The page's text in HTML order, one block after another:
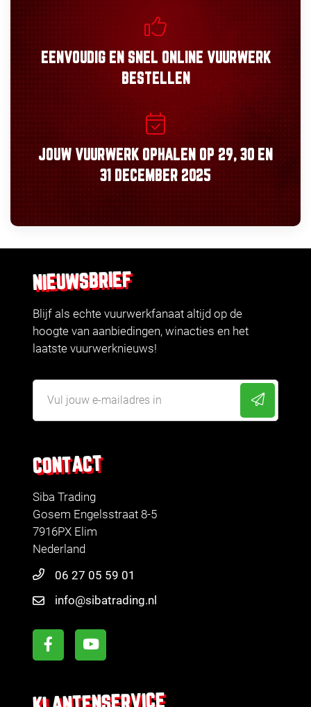
EENVOUDIGEN SNEL ONLINE VUURWERK
BESTELLEN
JOUW VUURWERK OPHALEN OP 29, 30 EN
31 DECEMBER 2025
CONTACT
Siba Trading
Gosem Engelsstraat 8-5
7916PX Elim
Nederland
06 27 05 59 01
info@sibatrading.nl
NIEUWSBRIEF
Blijf als echte vuurwerkfanaat altijd op de
hoogte van aanbiedingen, winacties en het
laatste vuurwerknieuws!